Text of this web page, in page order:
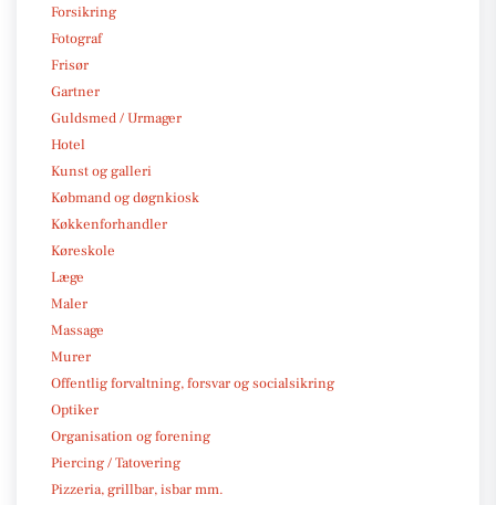
Forsikring
Fotograf
Frisør
Gartner
Guldsmed / Urmager
Hotel
Kunst og galleri
Købmand og døgnkiosk
Køkkenforhandler
Køreskole
Læge
Maler
Massage
Murer
Offentlig forvaltning, forsvar og socialsikring
Optiker
Organisation og forening
Piercing / Tatovering
Pizzeria, grillbar, isbar mm.